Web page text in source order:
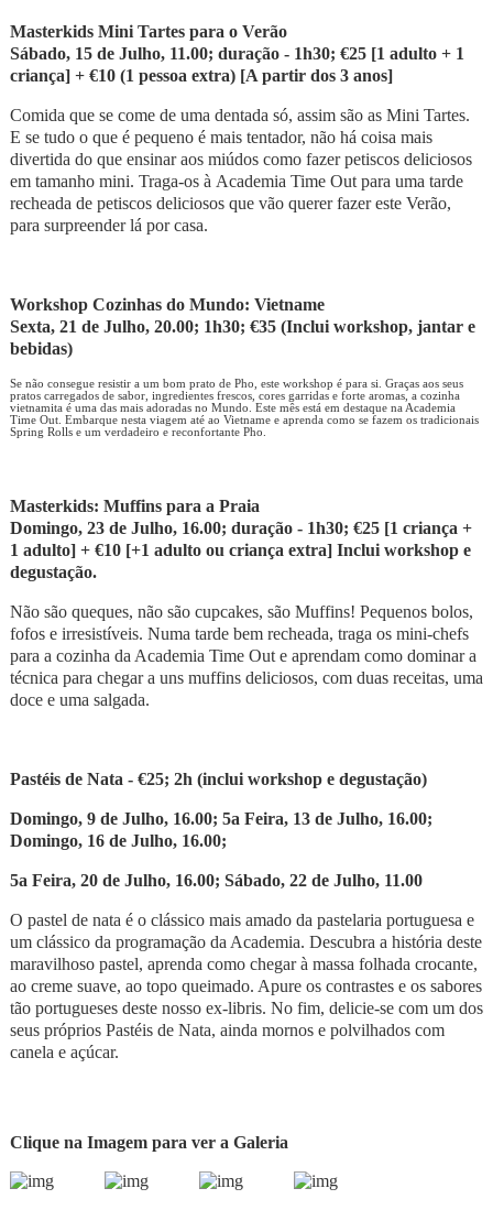
Masterkids Mini Tartes para o Verão
Sábado, 15 de Julho, 11.00; duração - 1h30; €25 [1 adulto + 1
criança] + €10 (1 pessoa extra) [A partir dos 3 anos]
Comida que se come de uma dentada só, assim são as Mini Tartes.
E se tudo o que é pequeno é mais tentador, não há coisa mais
divertida do que ensinar aos miúdos como fazer petiscos deliciosos
em tamanho mini. Traga-os à Academia Time Out para uma tarde
recheada de petiscos deliciosos que vão querer fazer este Verão,
para surpreender lá por casa.
Workshop Cozinhas do Mundo: Vietname
Sexta, 21 de Julho, 20.00; 1h30; €35 (Inclui workshop, jantar e
bebidas)
Se não consegue resistir a um bom prato de Pho, este workshop é para si. Graças aos seus
pratos carregados de sabor, ingredientes frescos, cores garridas e forte aromas, a cozinha
vietnamita é uma das mais adoradas no Mundo. Este mês está em destaque na Academia
Time Out. Embarque nesta viagem até ao Vietname e aprenda como se fazem os tradicionais
Spring Rolls e um verdadeiro e reconfortante Pho.
Masterkids: Muffins para a Praia
Domingo, 23 de Julho, 16.00; duração - 1h30; €25 [1 criança +
1 adulto] + €10 [+1 adulto ou criança extra] Inclui workshop e
degustação.
Não são queques, não são cupcakes, são Muffins! Pequenos bolos,
fofos e irresistíveis. Numa tarde bem recheada, traga os mini-chefs
para a cozinha da Academia Time Out e aprendam como dominar a
técnica para chegar a uns muffins deliciosos, com duas receitas, uma
doce e uma salgada.
Pastéis de Nata - €25; 2h (inclui workshop e degustação)
Domingo, 9 de Julho, 16.00; 5a Feira, 13 de Julho, 16.00;
Domingo, 16 de Julho, 16.00;
5a Feira, 20 de Julho, 16.00; Sábado, 22 de Julho, 11.00
O pastel de nata é o clássico mais amado da pastelaria portuguesa e
um clássico da programação da Academia. Descubra a história deste
maravilhoso pastel, aprenda como chegar à massa folhada crocante,
ao creme suave, ao topo queimado. Apure os contrastes e os sabores
tão portugueses deste nosso ex-libris. No fim, delicie-se com um dos
seus próprios Pastéis de Nata, ainda mornos e polvilhados com
canela e açúcar.
Clique na Imagem para ver a Galeria